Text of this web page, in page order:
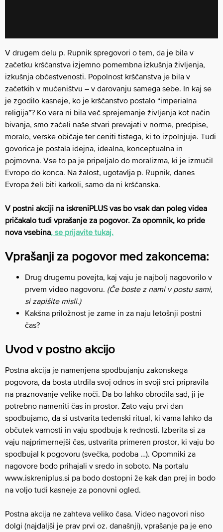
V drugem delu p. Rupnik spregovori o tem, da je bila v
začetku krščanstva izjemno pomembna izkušnja življenja,
izkušnja občestvenosti. Popolnost krščanstva je bila v
začetkih v mučeništvu – v darovanju samega sebe. In kaj se
je zgodilo kasneje, ko je krščanstvo postalo “imperialna
religija”? Ko vera ni bila več sprejemanje življenja kot način
bivanja, smo začeli naše stvari prevajati v norme, predpise,
moralo, verske običaje ter ceniti tistega, ki to izpolnjuje. Tudi
govorica je postala idejna, idealna, konceptualna in
pojmovna. Vse to pa je pripeljalo do moralizma, ki je izmučil
Evropo do konca. Na žalost, ugotavlja p. Rupnik, danes
Evropa želi biti karkoli, samo da ni krščanska.
V postni akciji na iskreniPLUS vas bo vsak dan poleg videa
pričakalo tudi vprašanje za pogovor. Za opomnik, ko pride
nova vsebina, se prijavite tukaj.
Vprašanji za pogovor med zakoncema:
Drug drugemu povejta, kaj vaju je najbolj nagovorilo v
prvem video nagovoru. (Če boste z nami v postu sami,
si zapišite misli.)
Kakšna priložnost je zame in za naju letošnji postni
čas?
Uvod v postno akcijo
Postna akcija je namenjena spodbujanju zakonskega
pogovora, da bosta utrdila svoj odnos in svoji srci pripravila
na praznovanje velike noči. Da bo lahko obrodila sad, ji je
potrebno nameniti čas in prostor. Zato vaju prvi dan
spodbujamo, da si ustvarita tedenski ritual, ki vama lahko da
občutek varnosti in vaju spodbuja k rednosti. Izberita si za
vaju najprimernejši čas, ustvarita primeren prostor, ki vaju bo
spodbujal k pogovoru (svečka, podoba …). Opomniki za
nagovore bodo prihajali v sredo in soboto. Na portalu
www.iskreniplus.si pa bodo dostopni že kak dan prej in bodo
na voljo tudi kasneje za ponovni ogled.
Postna akcija ne zahteva veliko časa. Video nagovori niso
dolgi (najdaljši je prav prvi oz. današnji), vprašanje pa je eno